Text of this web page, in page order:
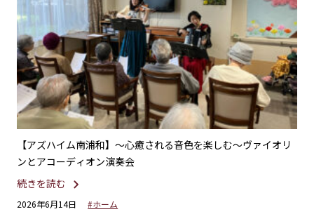
【アズハイム南浦和】〜心癒される音色を楽しむ〜ヴァイオリ
ンとアコーディオン演奏会
続きを読む
2026年6月14日 #ホーム